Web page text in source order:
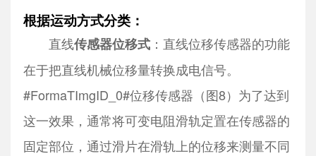
根据运动方式分类：
直线传感器位移式：直线位移传感器的功能
在于把直线机械位移量转换成电信号。
#FormaTImgID_0#位移传感器（图8）为了达到
这一效果，通常将可变电阻滑轨定置在传感器的
固定部位，通过滑片在滑轨上的位移来测量不同